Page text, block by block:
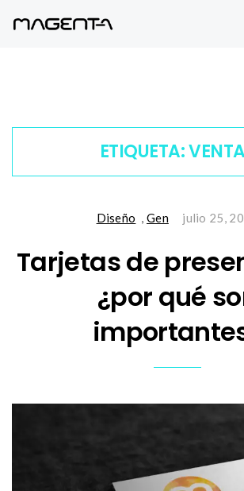
ETIQUETA:
Diseño , Gen julio 25,
Tarjetas de
¿por qué